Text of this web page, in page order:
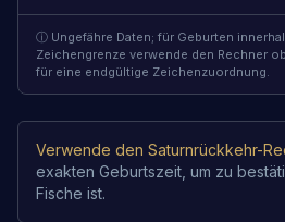
ⓘ Ungefähre Daten; für Geburten
Zeichengrenze verwende den Rechner
für eine endgültige Zeichenzuordnung.
Verwende den Saturnrückkehr-
exakten Geburtszeit, um zu
Fische ist.